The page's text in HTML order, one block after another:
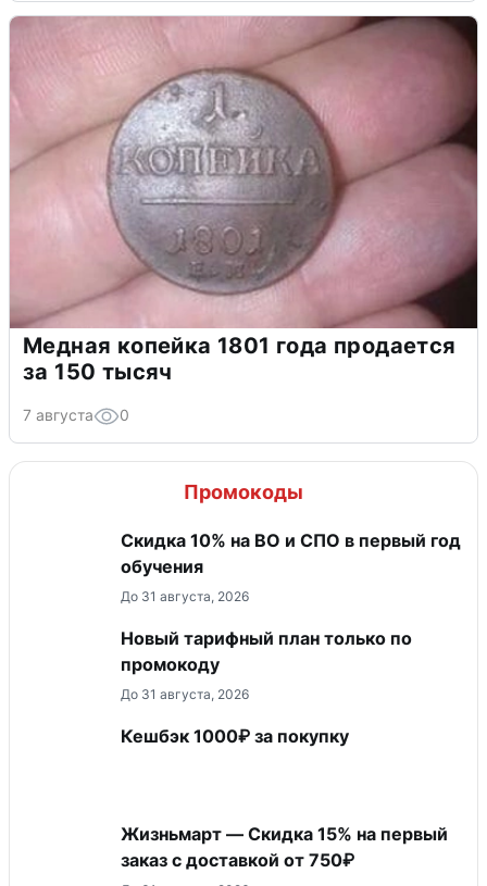
Медная копейка 1801 года продается
за 150 тысяч
7 августа 0
Промокоды
Скидка 10% на ВО и СПО в первый год
обучения
До 31 августа, 2026
Новый тарифный план только по
промокоду
До 31 августа, 2026
Кешбэк 1000₽ за покупку
Жизньмарт — Скидка 15% на первый
заказ с доставкой от 750₽